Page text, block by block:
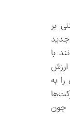
بر
با
به
چون